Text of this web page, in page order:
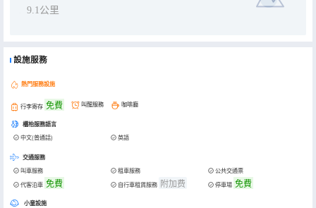
9.1公里
設施服務
熱門服務設施
行李寄存 免費 叫醒服務 咖啡廳
櫃枱服務語言
中文(普通話) 英語
交通服務
叫車服務 租車服務
公共交通票
代客泊車 免費 自行車租賃服務 附加费 停車場 免費
小童設施